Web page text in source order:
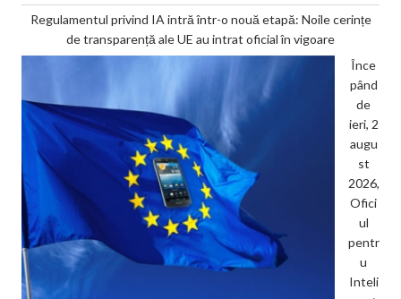
Regulamentul privind IA intră într-o nouă etapă: Noile cerințe
de transparență ale UE au intrat oficial în vigoare
Înce
pând
de
ieri, 2
augu
st
2026,
Ofici
ul
pentr
u
Inteli